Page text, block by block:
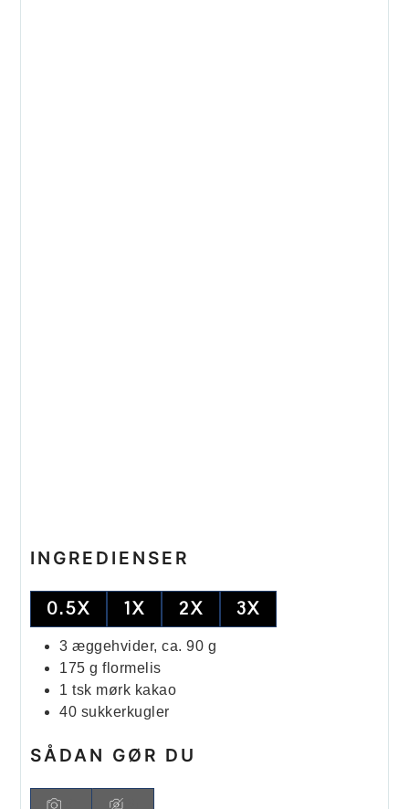
INGREDIENSER
0.5X 1X 2X 3X
3 æggehvider, ca. 90 g
175 g flormelis
1 tsk mørk kakao
40 sukkerkugler
SÅDAN GØR DU